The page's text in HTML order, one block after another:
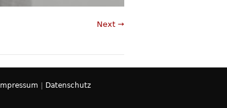
Next →
Impressum Datenschutz